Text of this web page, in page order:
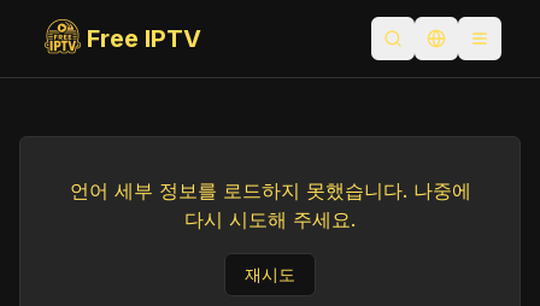
Free IPTV 검색 열기언어 전환
언어 세부 정보를 로드하지 못했습니다. 나중에
다시 시도해 주세요.
재시도